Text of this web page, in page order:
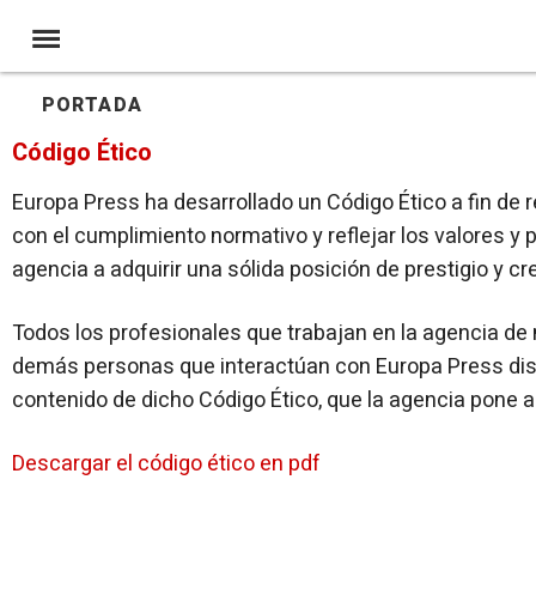
PORTADA
Código Ético
Europa Press ha desarrollado un Código Ético a fin
con el cumplimiento normativo y reflejar los valores y
agencia a adquirir una sólida posición de prestigio y
Todos los profesionales que trabajan en la agencia
demás personas que interactúan con Europa Press
contenido de dicho Código Ético, que la agencia pone
Descargar el código ético en pdf